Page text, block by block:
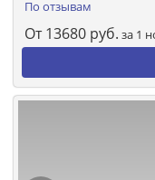
По отзывам
От 13680 руб. за 1